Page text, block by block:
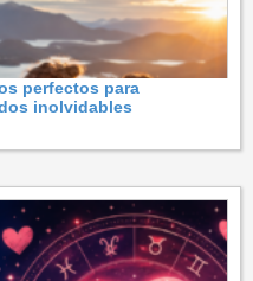
perfectos para
inolvidables